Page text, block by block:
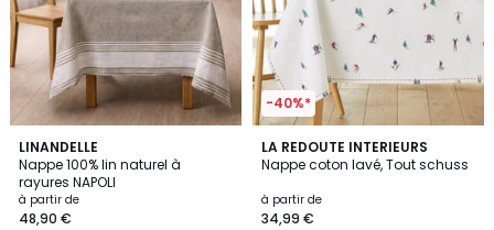
LINANDELLE
Nappe 100% lin naturel à
rayures NAPOLI
à partir de
48,90 €
4
Couleurs
-40%*
LA REDOUTE INTERIEURS
Nappe coton lavé, Tout schuss
à partir de
34,99 €
4,9
/ 5